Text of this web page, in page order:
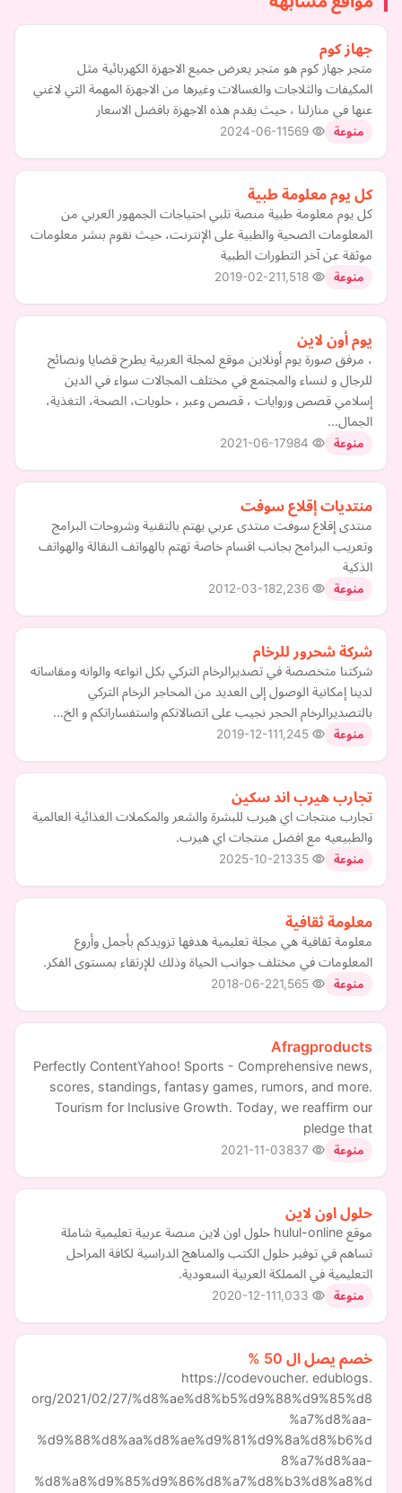
جهاز كوم
متجر جهاز كوم هو متجر يعرض جميع الاجهزة الكهربائية مثل
المكيفات والثلاجات والغسالات وغيرها من الاجهزة المهمة التي لاغني
عنها في منازلنا ، حيث يقدم هذه الاجهزة بافضل الاسعار
منوعة 2024-06-11
كل يوم معلومة طبية
كل يوم معلومة طبية منصة تلبي احتياجات الجمهور العربي من
المعلومات الصحية والطبية على الإنترنت، حيث نقوم بنشر معلومات
موثقة عن آخر التطورات الطبية
منوعة 2019-02-21
يوم أون لاين
، مرفق صورة يوم أونلاين موقع لمجلة العربية يطرح قضايا ونصائح
للرجال و لنساء والمجتمع في مختلف المجالات سواء في الدين
إسلامي قصص وروايات ، قصص وعبر ، حلويات، الصحة، التغذية،
الجمال…
منوعة 2021-06-17
منتديات إقلاع سوفت
منتدى إقلاع سوفت منتدى عربي يهتم بالتقنية وشروحات البرامج
وتعريب البرامج بجانب اقسام خاصة تهتم بالهواتف النقالة والهواتف
الذكية
منوعة 2012-03-18
شركة شحرور للرخام
شركتنا متخصصة في تصديرالرخام التركي بكل انواعه والوانه ومقاساته
لدينا إمكانية الوصول إلى العديد من المحاجر الرخام التركي
بالتصديرالرخام الحجر نجيب على اتصالاتكم واستفساراتكم و الخ…
منوعة 2019-12-11
تجارب هيرب اند سكين
تجارب منتجات اي هيرب للبشرة والشعر والمكملات الغذائية العالمية
والطبيعيه مع افضل منتجات اي هيرب.
منوعة 2025-10-21
معلومة ثقافية
معلومة ثقافية هي مجلة تعليمية هدفها تزويدكم بأجمل وأروع
المعلومات في مختلف جوانب الحياة وذلك للإرتقاء بمستوى الفكر.
منوعة 2018-06-22
Afragproducts
Perfectly ContentYahoo! Sports - Comprehensive news,
scores, standings, fantasy games, rumors, and more.
Tourism for Inclusive Growth. Today, we reaffirm our
pledge that
منوعة 2021-11-03
حلول اون لاين
موقع hulul-online حلول اون لاين منصة عربية تعليمية شاملة
تساهم في توفير حلول الكتب والمناهج الدراسية لكافة المراحل
التعليمية في المملكة العربية السعودية.
منوعة 2020-12-11
خصم يصل ال 50 %
https://codevoucher. edublogs.
org/2021/02/27/%d8%ae%d8%b5%d9%88%d9%85%d8
%a7%d8%aa-
%d9%88%d8%aa%d8%ae%d9%81%d9%8a%d8%b6%d
8%a7%d8%aa-
%d8%a8%d9%85%d9%86%d8%a7%d8%b3%d8%a8%d